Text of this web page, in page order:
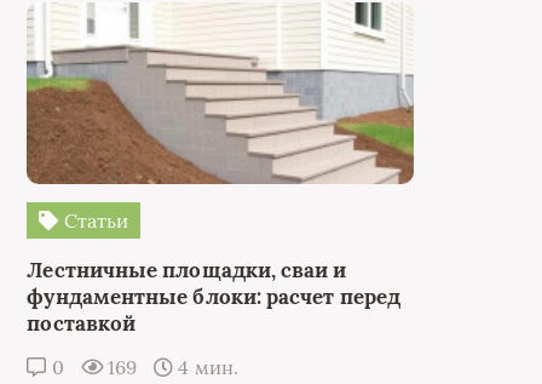
Статьи
Лестничные площадки, сваи и
фундаментные блоки: расчет перед
поставкой
0 169 4 мин.